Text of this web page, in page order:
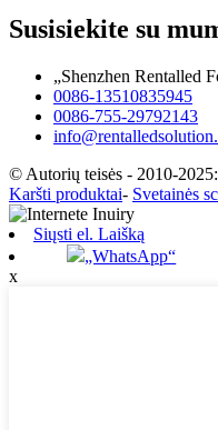
Susisiekite su
„Shenzhen Rentalled
0086-13510835945
0086-755-29792143
© Autorių teisės - 2010-
Karšti produktai- Svetainės
Siųsti el. Laišką
„WhatsApp“
x